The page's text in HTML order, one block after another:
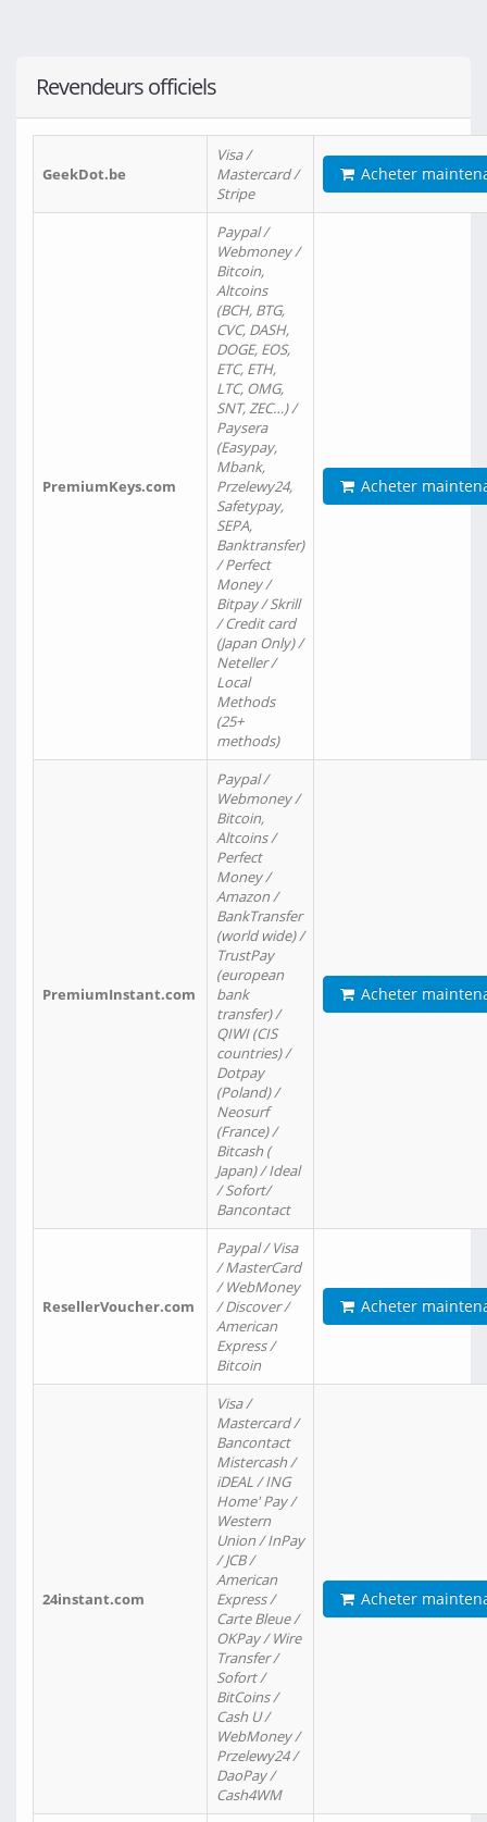
Revendeurs officiels
GeekDot.be
Visa /
Mastercard /
Stripe
Acheter
PremiumKeys.com
Paypal /
Webmoney /
Bitcoin,
Altcoins
(BCH, BTG,
CVC, DASH,
DOGE, EOS,
ETC, ETH,
LTC, OMG,
SNT, ZEC…) /
Paysera
(Easypay,
Mbank,
Przelewy24,
Safetypay,
SEPA,
Banktransfer)
/ Perfect
Money /
Bitpay / Skrill
/ Credit card
(Japan Only) /
Neteller /
Local
Methods
(25+
methods)
Acheter
PremiumInstant.com
Paypal /
Webmoney /
Bitcoin,
Altcoins /
Perfect
Money /
Amazon /
BankTransfer
(world wide) /
TrustPay
(european
bank
transfer) /
QIWI (CIS
countries) /
Dotpay
(Poland) /
Neosurf
(France) /
Bitcash (
Japan) / Ideal
/ Sofort/
Bancontact
Acheter
ResellerVoucher.com
Paypal / Visa
/ MasterCard
/ WebMoney
/ Discover /
American
Express /
Bitcoin
Acheter
24instant.com
Visa /
Mastercard /
Bancontact
Mistercash /
iDEAL / ING
Home' Pay /
Western
Union / InPay
/ JCB /
American
Express /
Carte Bleue /
OKPay / Wire
Transfer /
Sofort /
BitCoins /
Cash U /
WebMoney /
Przelewy24 /
DaoPay /
Cash4WM
Acheter